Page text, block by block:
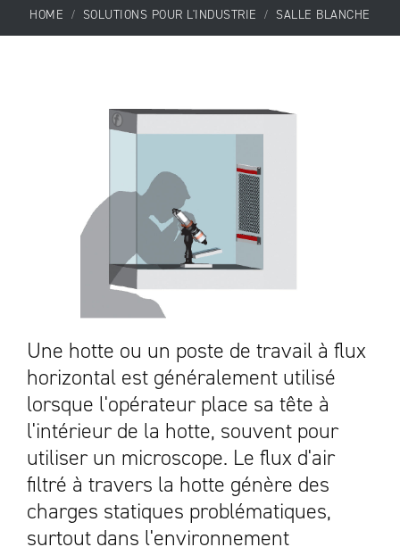
HOME SOLUTIONS POUR L'INDUSTRIE SALLE BLANCHE
Une hotte ou un poste de travail à flux
horizontal est généralement utilisé
lorsque l'opérateur place sa tête à
l'intérieur de la hotte, souvent pour
utiliser un microscope. Le flux d'air
filtré à travers la hotte génère des
charges statiques problématiques,
surtout dans l'environnement